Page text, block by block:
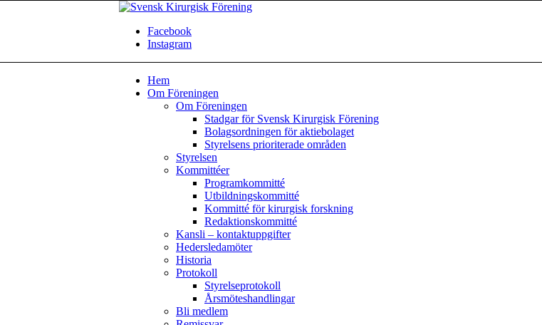
Facebook
Instagram
Hem
Om Föreningen
Om Föreningen
Stadgar för Svensk Kirurgisk Förening
Bolagsordningen för aktiebolaget
Styrelsens prioriterade områden
Styrelsen
Kommittéer
Programkommitté
Utbildningskommitté
Kommitté för kirurgisk forskning
Redaktionskommitté
Kansli – kontaktuppgifter
Hedersledamöter
Historia
Protokoll
Styrelseprotokoll
Årsmöteshandlingar
Bli medlem